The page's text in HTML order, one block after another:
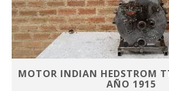
MOTOR INDIAN HEDSTROM
AÑO 1915